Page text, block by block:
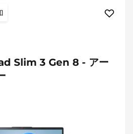
Slim 3 Gen 8 - アー